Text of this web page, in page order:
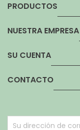
PRODUCTOS
NUESTRA EMPRESA
SU CUENTA
CONTACTO